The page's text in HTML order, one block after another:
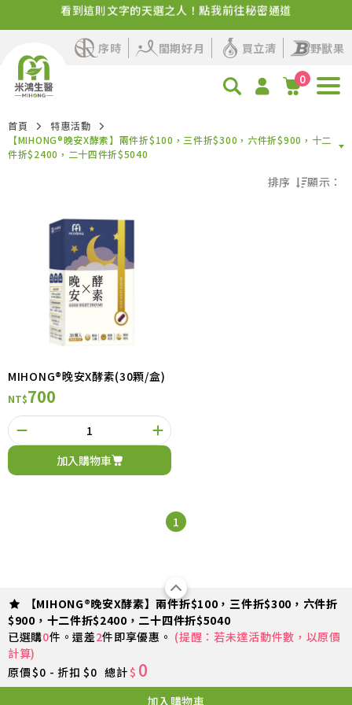
看到這則文字的天選之人！點我前往秘密通道
✨品牌感謝祭來了！百卡蛋白飲+人氣保健活動即將開始
序時 閨期好月 買立清
野獸果
0
首頁
特惠活動
【MIHONG®晚安X酵素】兩件折$100，三件折$300，六件折$900，十二
件折$2400，二十四件折$5040
【MIHONG®晚安X酵素】兩件折$100，三件折$300，六件折
$900，十二件折$2400，二十四件折$5040
已選購0件。還差2件即享優惠。 (提醒：若未達活動件數，以原價
計算)
加入購物車
原價$0 - 折扣 $0 總計$ 0
排序 顯示：
MIHONG®晚安X酵素(30顆/盒)
NT$700
加入購物車
1